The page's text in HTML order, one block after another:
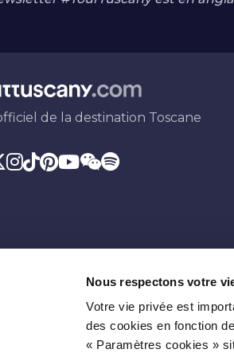
Nous respectons votre
Votre vie privée est
des cookies en fonction
« Paramètres cookies »
de la destination Toscane
Avec la contribution